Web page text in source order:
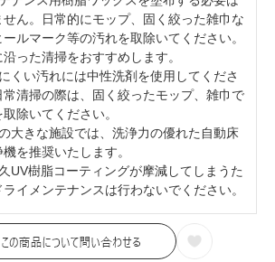
せん。日常的にモップ、固く絞った雑巾な
ールマーク等の汚れを取除いてください。
沿った清掃をおすすめします。
くい汚れには中性洗剤を使用してくださ
常清掃の際は、固く絞ったモップ、雑巾で
除いてください。
大きな施設では、洗浄力の優れた自動床
を推奨いたします。
UV樹脂コーティングが摩減してしまうた
イメンテナンスは行わないでください。